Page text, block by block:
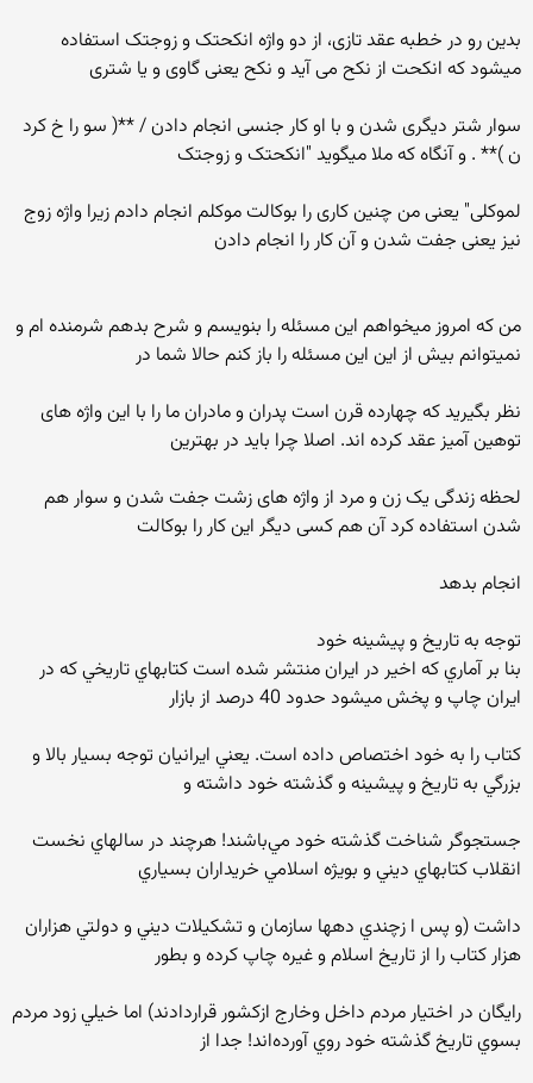
بدين رو در خطبه عقد تازی، از دو واژه انکحتک و زوجتک استفاده
ميشود که انکحت از نکح می آيد و نکح يعنی گاوی و يا شتری
سوار شتر ديگری شدن و با او کار جنسی انجام دادن / **( سو را خ کرد
ن )** . و آنگاه که ملا ميگويد "انکحتک و زوجتک
لموکلی" يعنی من چنين کاری را بوکالت موکلم انجام دادم زيرا واژه زوج
نيز يعنی جفت شدن و آن کار را انجام دادن
من که امروز ميخواهم اين مسئله را بنويسم و شرح بدهم شرمنده ام و
نميتوانم بيش از اين اين مسئله را باز کنم حالا شما در
نظر بگيريد که چهارده قرن است پدران و مادران ما را با اين واژه های
توهين آميز عقد کرده اند. اصلا چرا بايد در بهترين
لحظه زندگی يک زن و مرد از واژه های زشت جفت شدن و سوار هم
شدن استفاده کرد آن هم کسی ديگر اين کار را بوکالت
انجام بدهد
توجه به تاريخ و پيشينه خود
بنا بر آماري كه اخير در ايران منتشر شده است كتابهاي تاريخي كه در
ايران چاپ و پخش ميشود حدود 40 درصد از بازار
كتاب را به خود اختصاص داده است. يعني ايرانيان توجه بسيار بالا و
بزرگي به تاريخ و پيشينه و گذشته خود داشته و
جستجوگر شناخت گذشته خود مي‌باشند! هرچند در سالهاي نخست
انقلاب كتابهاي ديني و بويژه اسلامي خريداران بسياري
داشت (و پس ا زچندي دهها سازمان و تشكيلات ديني و دولتي هزاران
هزار كتاب را از تاريخ اسلام و غيره چاپ كرده و بطور
رايگان در اختيار مردم داخل وخارج ازكشور قراردادند) اما خيلي زود مردم
بسوي تاريخ گذشته خود روي آورده‌اند! جدا از